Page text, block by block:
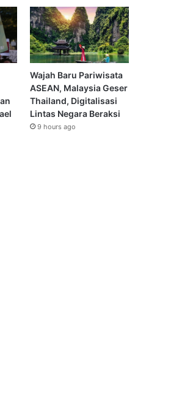
Wajah Baru Pariwisata
ASEAN, Malaysia Geser
Thailand, Digitalisasi
Lintas Negara Beraksi
9 hours ago